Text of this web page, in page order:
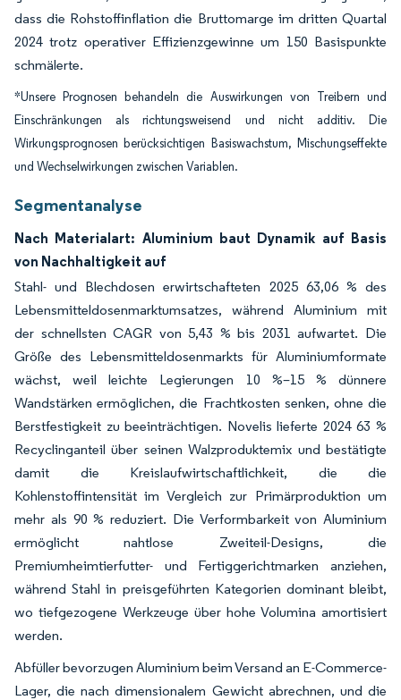
dass die Rohstoffinflation die Bruttomarge im dritten Quartal
2024 trotz operativer Effizienzgewinne um 150 Basispunkte
schmälerte.
*Unsere Prognosen behandeln die Auswirkungen von Treibern und
Einschränkungen als richtungsweisend und nicht additiv. Die
Wirkungsprognosen berücksichtigen Basiswachstum, Mischungseffekte
und Wechselwirkungen zwischen Variablen.
Segmentanalyse
Nach Materialart: Aluminium baut Dynamik auf Basis
von Nachhaltigkeit auf
Stahl- und Blechdosen erwirtschafteten 2025 63,06 % des
Lebensmitteldosenmarktumsatzes, während Aluminium mit
der schnellsten CAGR von 5,43 % bis 2031 aufwartet. Die
Größe des Lebensmitteldosenmarkts für Aluminiumformate
wächst, weil leichte Legierungen 10 %–15 % dünnere
Wandstärken ermöglichen, die Frachtkosten senken, ohne die
Berstfestigkeit zu beeinträchtigen. Novelis lieferte 2024 63 %
Recyclinganteil über seinen Walzproduktemix und bestätigte
damit die Kreislaufwirtschaftlichkeit, die die
Kohlenstoffintensität im Vergleich zur Primärproduktion um
mehr als 90 % reduziert. Die Verformbarkeit von Aluminium
ermöglicht nahtlose Zweiteil-Designs, die
Premiumheimtierfutter- und Fertiggerichtmarken anziehen,
während Stahl in preisgeführten Kategorien dominant bleibt,
wo tiefgezogene Werkzeuge über hohe Volumina amortisiert
werden.
Abfüller bevorzugen Aluminium beim Versand an E-Commerce-
Lager, die nach dimensionalem Gewicht abrechnen, und die